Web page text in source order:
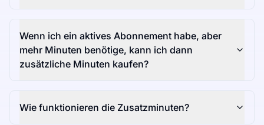
Wenn ich ein aktives Abonnement habe, aber
mehr Minuten benötige, kann ich dann
zusätzliche Minuten kaufen?
Wie funktionieren die Zusatzminuten?